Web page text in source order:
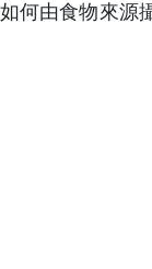
何由食物來源